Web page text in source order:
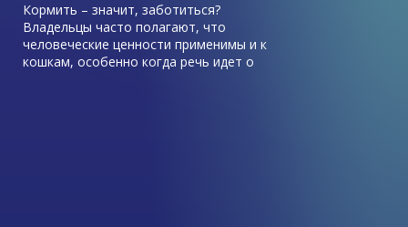
Кормить – значит, заботиться?
Владельцы часто полагают, что
человеческие ценности применимы и к
кошкам, особенно когда речь идет о